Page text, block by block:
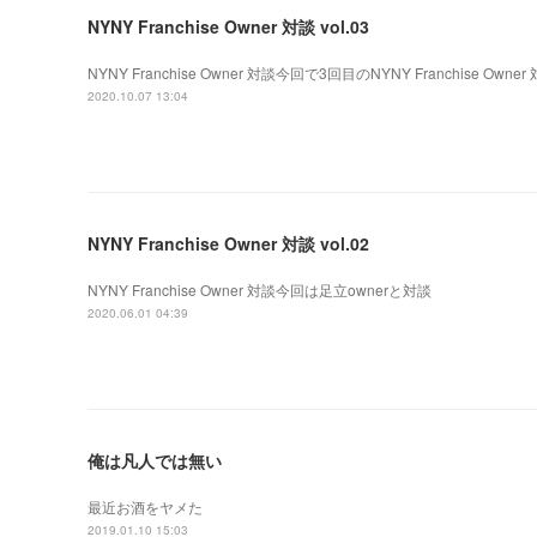
NYNY Franchise Owner 対談 vol.03
NYNY Franchise Owner 対談今回で3回目のNYNY Franchise Owner
2020.10.07 13:04
NYNY Franchise Owner 対談 vol.02
NYNY Franchise Owner 対談今回は足立ownerと対談
2020.06.01 04:39
俺は凡人では無い
最近お酒をヤメた
2019.01.10 15:03